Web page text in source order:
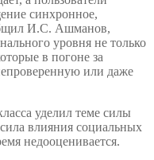
синхронное,
И.С. Ашманов,
уровня не только
в погоне за
или даже
уделил теме силы
влияния социальных
недооценивается.